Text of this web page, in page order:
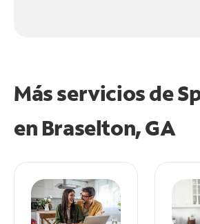
Más servicios de
en Braselton, GA